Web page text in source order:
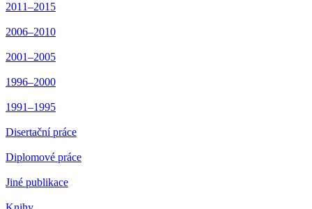
2011–2015
2006–2010
2001–2005
1996–2000
1991–1995
Disertační práce
Diplomové práce
Jiné publikace